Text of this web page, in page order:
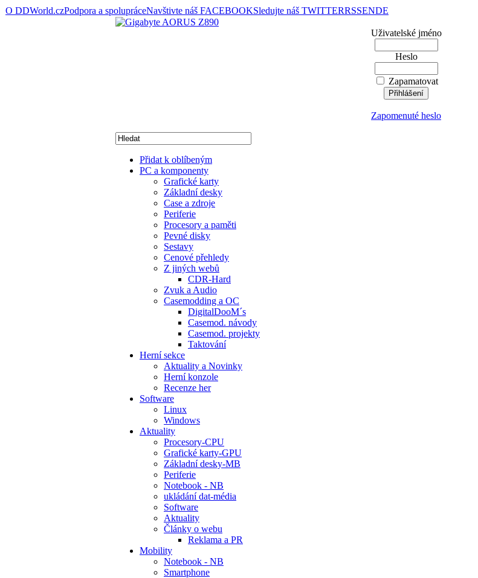
O DDWorld.czPodpora a spolupráceNavštivte náš FACEBOOKSledujte náš TWITTERRSSENDE
Uživatelské jméno
Heslo
Zapamatovat
Zapomenuté heslo
Přidat k oblíbeným
PC a komponenty
Grafické karty
Základní desky
Case a zdroje
Periferie
Procesory a paměti
Pevné disky
Sestavy
Cenové přehledy
Z jiných webů
CDR-Hard
Zvuk a Audio
Casemodding a OC
DigitalDooM´s
Casemod. návody
Casemod. projekty
Taktování
Herní sekce
Aktuality a Novinky
Herní konzole
Recenze her
Software
Linux
Windows
Aktuality
Procesory-CPU
Grafické karty-GPU
Základní desky-MB
Periferie
Notebook - NB
ukládání dat-média
Software
Aktuality
Články o webu
Reklama a PR
Mobility
Notebook - NB
Smartphone